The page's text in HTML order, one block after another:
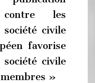
les
civile
favorise
civile
»